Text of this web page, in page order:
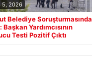
5, 2026
Belediye
Yardımcısının
Testi Pozitif Çıktı